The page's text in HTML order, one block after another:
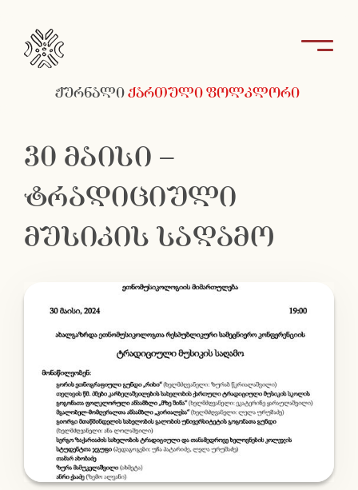
ჟურნალიქართული ფოლკლორი
30 მაისი –
ტრადიციული
მუსიკის საღამო